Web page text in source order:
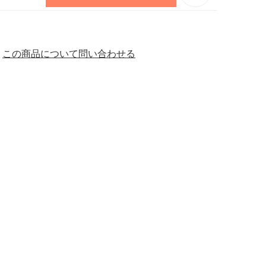
この商品について問い合わせる